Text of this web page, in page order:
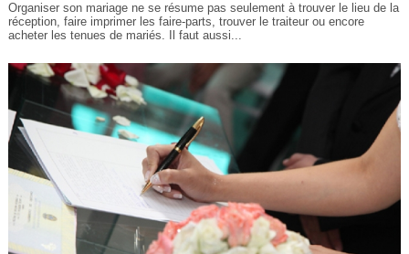
Organiser son mariage ne se résume pas seulement à trouver le lieu de la
réception, faire imprimer les faire-parts, trouver le traiteur ou encore
acheter les tenues de mariés. Il faut aussi...